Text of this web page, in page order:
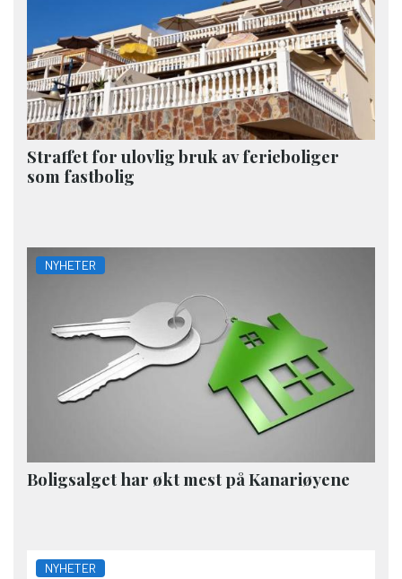
Straffet for ulovlig bruk av ferieboliger
som fastbolig
NYHETER
Boligsalget har økt mest på Kanariøyene
NYHETER